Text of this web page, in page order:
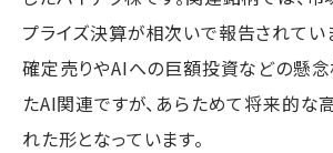
プライズ決算が相次いで報告されてい
確定売りやAIへの巨額投資などの懸
たAI関連ですが、あらためて将来的な
れた形となっています。